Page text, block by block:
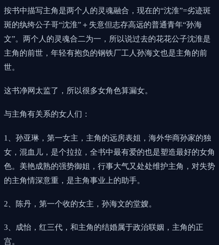
按书中描写主角是两个人的灵魂融合，现在的“沈淮”=劣迹斑
斑的纨绔公子哥“沈淮”＋失意但志存高远的普通青年“孙海
文”。两个人的灵魂合二为一，所以说过去的花花公子沈淮是
主角的前世，年轻有抱负的钢铁厂工人孙海文也是主角的前
世。
这书净网太监了，所以很多女角色算漏女。
与主角有关系的女人们：
1、孙亚琳，第一女主，主角的远房表姐，海外华商孙家的独
女，混血儿，是个拉拉，全书中最有爱的也是塑造最好的女角
色。美艳成熟的强势御姐，行事大气又处处维护主角，对失势
的主角情深意重，是主角事业上的助手。
2、陈丹，第一个收的女主，孙海文的堂嫂。
3、成怡，红三代，和主角的结婚属于政治联姻，主角的正
宫。